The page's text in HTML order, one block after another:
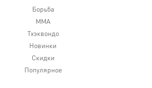
Борьба
MMA
Тхэквондо
Новинки
Скидки
Популярное